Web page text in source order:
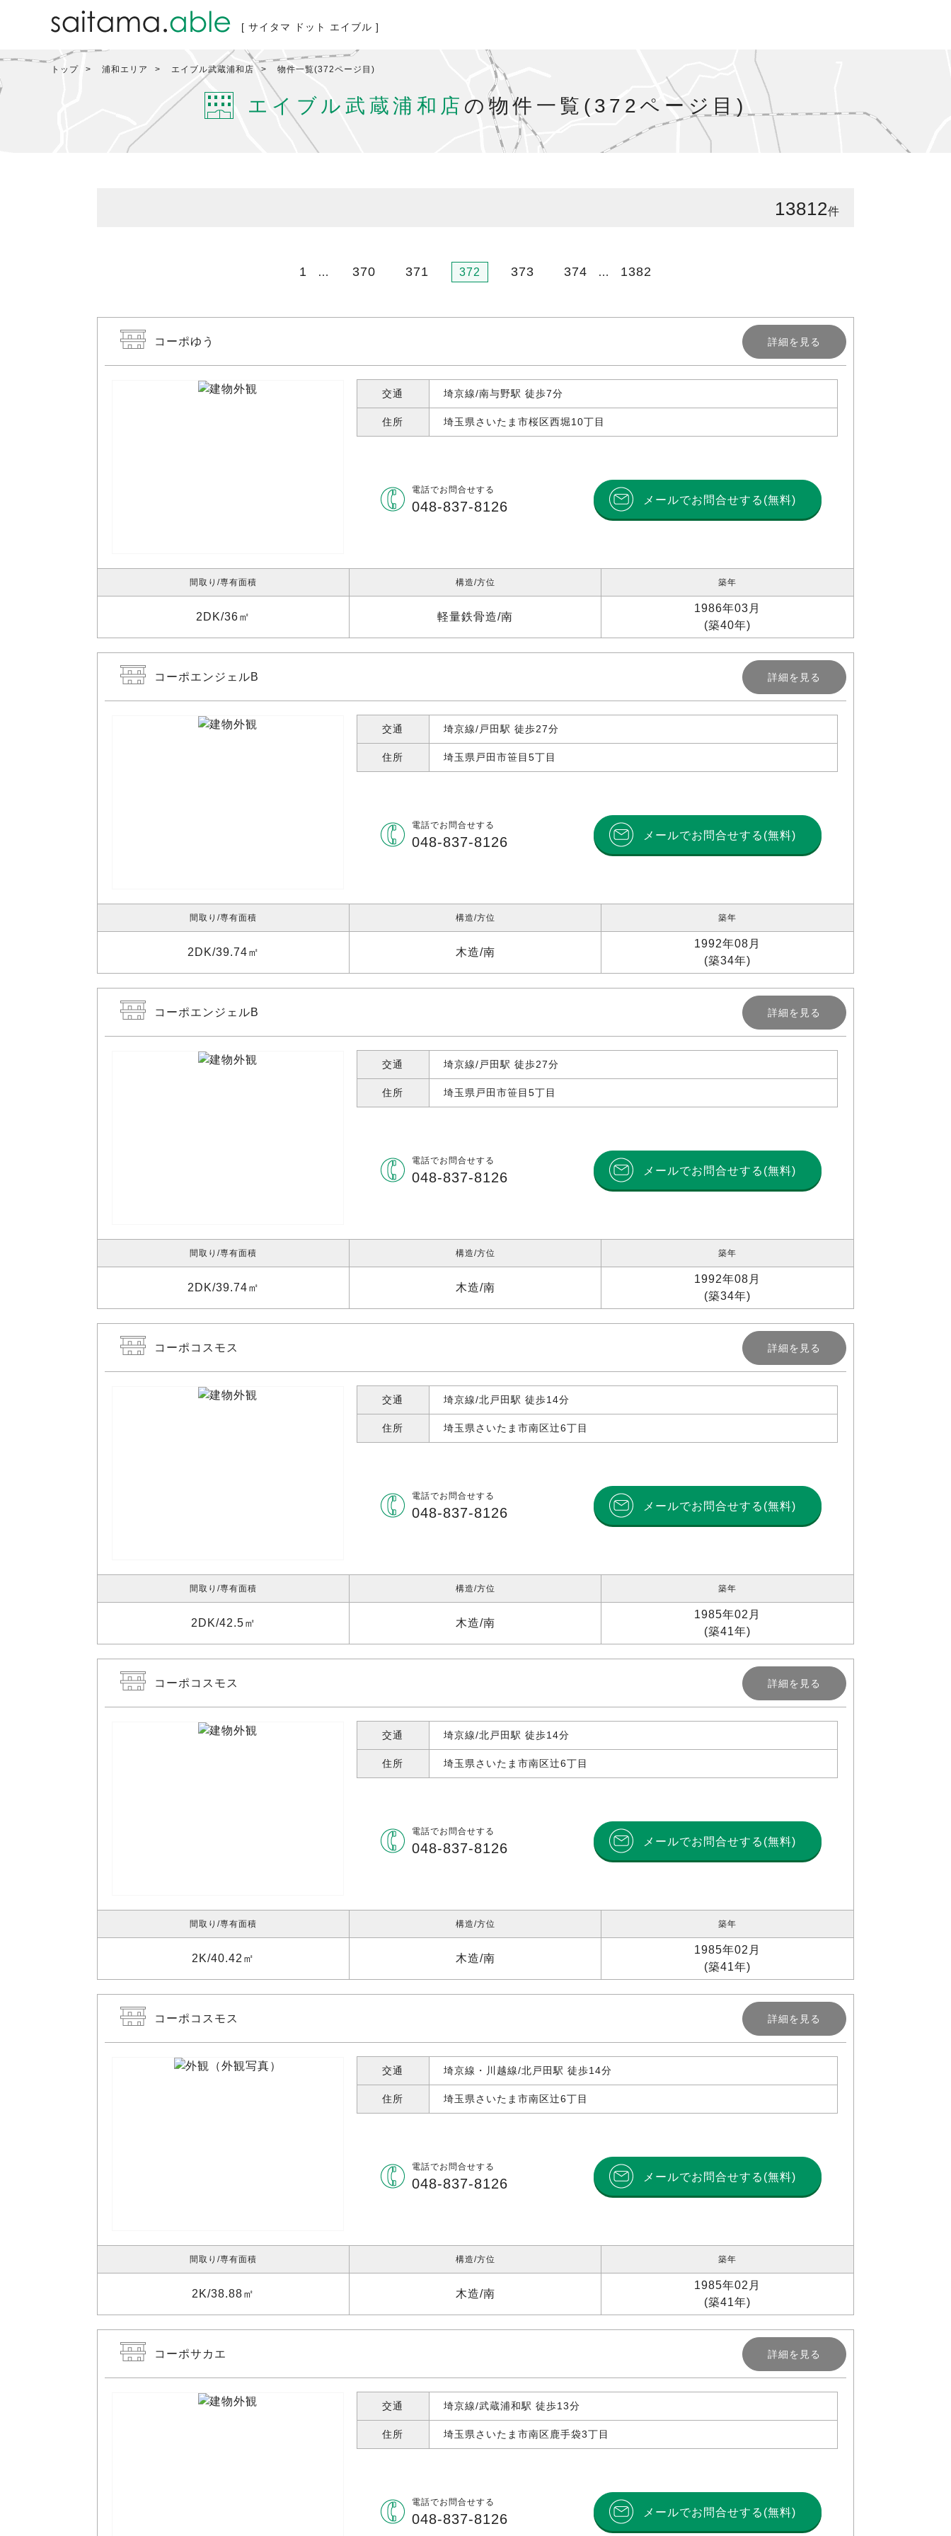
[ サイタマ ドット エイブル ]
トップ 浦和エリア エイブル武蔵浦和店 物件一覧(372ページ目)
エイブル武蔵浦和店 の物件一覧(372ページ目)
13812件
1 … 370 371 372 373 374 … 1382
コーポゆう 詳細を見る
交通 埼京線/南与野駅 徒歩7分
住所 埼玉県さいたま市桜区西堀10丁目
電話でお問合せする
048-837-8126 メールでお問合せする(無料)
間取り 専有面積
2DK 36㎡
構造 方位
軽量鉄骨造 南
築年
1986年03月
(築40年)
コーポエンジェルB 詳細を見る
交通 埼京線/戸田駅 徒歩27分
住所 埼玉県戸田市笹目 5丁目
電話でお問合せする
048-837-8126 メールでお問合せする(無料)
間取り 専有面積
2DK 39.74㎡
構造 方位
木造 南
築年
1992年08月
(築34年)
コーポエンジェルB 詳細を見る
交通 埼京線/戸田駅 徒歩27分
住所 埼玉県戸田市笹目 5丁目
電話でお問合せする
048-837-8126 メールでお問合せする(無料)
間取り 専有面積
2DK 39.74㎡
構造 方位
木造 南
築年
1992年08月
(築34年)
コーポコスモス 詳細を見る
交通 埼京線/北戸田駅 徒歩14分
住所 埼玉県さいたま市南区辻6丁目
電話でお問合せする
048-837-8126 メールでお問合せする(無料)
間取り 専有面積
2DK 42.5㎡
構造 方位
木造 南
築年
1985年02月
(築41年)
コーポコスモス 詳細を見る
交通 埼京線/北戸田駅 徒歩14分
住所 埼玉県さいたま市南区辻6丁目
電話でお問合せする
048-837-8126 メールでお問合せする(無料)
間取り 専有面積
2K 40.42㎡
構造 方位
木造 南
築年
1985年02月
(築41年)
コーポコスモス 詳細を見る
交通 埼京線・川越線/北戸田駅 徒歩14分
住所 埼玉県さいたま市南区辻6丁目
電話でお問合せする
048-837-8126 メールでお問合せする(無料)
間取り 専有面積
2K 38.88㎡
構造 方位
木造 南
築年
1985年02月
(築41年)
コーポサカエ 詳細を見る
交通 埼京線/武蔵浦和駅 徒歩13分
住所 埼玉県さいたま市南区鹿手袋3丁目
電話でお問合せする
048-837-8126 メールでお問合せする(無料)